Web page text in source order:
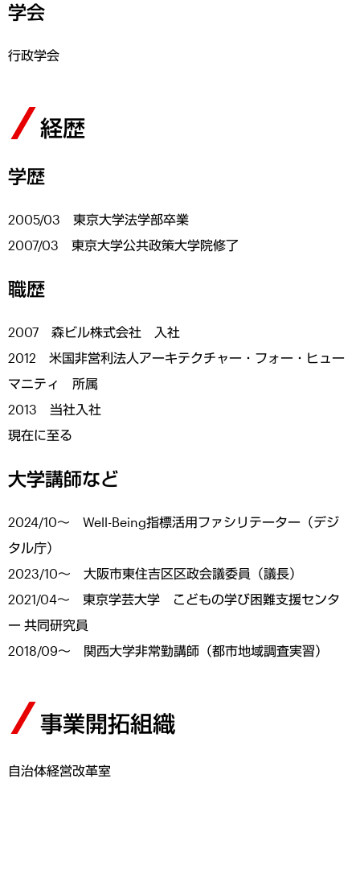
学会
行政学会
経歴
学歴
2005/03 東京大学法学部卒業
2007/03 東京大学公共政策大学院修了
職歴
2007 森ビル株式会社 入社
2012 米国非営利法人アーキテクチャー・フォー・ヒュー
マニティ 所属
2013 当社入社
現在に至る
大学講師など
2024/10～ Well-Being指標活用ファシリテーター（デジ
タル庁）
2023/10～ 大阪市東住吉区区政会議委員（議長）
2021/04～ 東京学芸大学 こどもの学び困難支援センタ
ー 共同研究員
2018/09～ 関西大学非常勤講師（都市地域調査実習）
事業開拓組織
自治体経営改革室